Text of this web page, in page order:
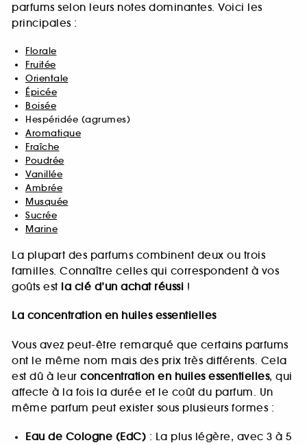
parfums selon leurs notes dominantes. Voici les
principales :
Florale
Fruitée
Orientale
Épicée
Boisée
Hespéridée (agrumes)
Aromatique
Fraîche
Poudrée
Vanillée
Ambrée
Musquée
Sucrée
Marine
La plupart des parfums combinent deux ou trois
familles. Connaître celles qui correspondent à vos
goûts est la clé d’un achat réussi !
La concentration en huiles essentielles
Vous avez peut-être remarqué que certains parfums
ont le même nom mais des prix très différents. Cela
est dû à leur concentration en huiles essentielles, qui
affecte à la fois la durée et le coût du parfum. Un
même parfum peut exister sous plusieurs formes :
Eau de Cologne (EdC) : La plus légère, avec 3 à 5